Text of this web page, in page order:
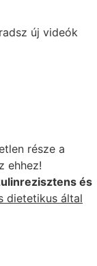
új videók
része a
ehhez!
és
dietetikus által